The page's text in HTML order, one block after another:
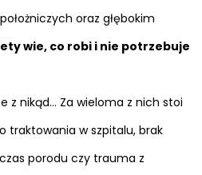
oraz głębokim
wie, co robi i nie potrzebuje
z nikąd… Za wieloma z nich stoi
traktowania w szpitalu, brak
porodu czy trauma z